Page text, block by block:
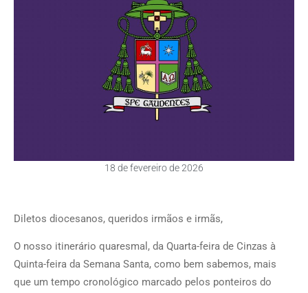
18 de fevereiro de 2026
Diletos diocesanos, queridos irmãos e irmãs,
O nosso itinerário quaresmal, da Quarta-feira de Cinzas à
Quinta-feira da Semana Santa, como bem sabemos, mais
que um tempo cronológico marcado pelos ponteiros do